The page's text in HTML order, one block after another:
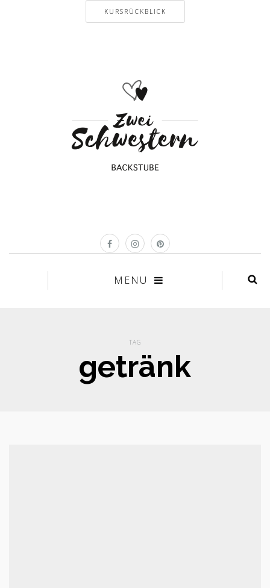
KURSRÜCKBLICK
MENU
TAG
getränk